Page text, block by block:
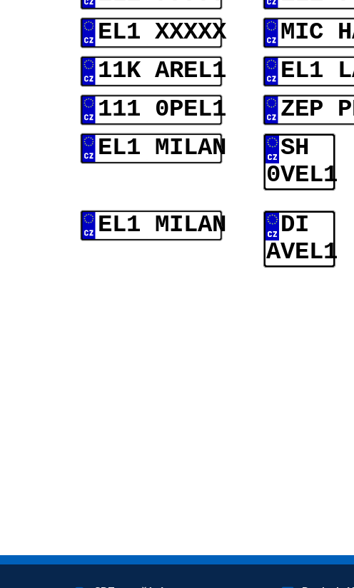
EL1 XXXXX
MIC
11K AREL1
EL1
111 0PEL1
ZEP
EL1 MILAN
SH
0VEL1
EL1 MILAN
DI
AVEL1